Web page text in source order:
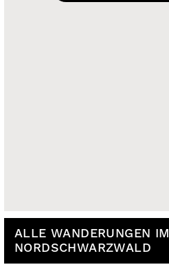
ALLE WANDERUNGEN IM
NORDSCHWARZWALD